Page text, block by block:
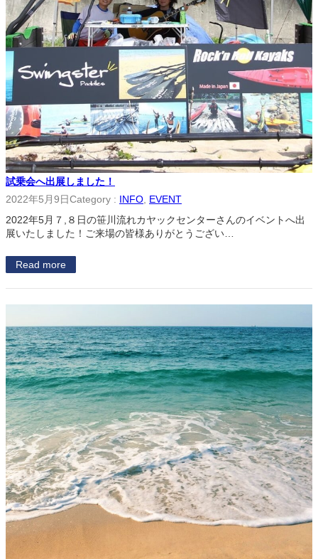
試乗会へ出展しました！
2022年5月9日Category : INFO, EVENT
2022年5月７,８日の笹川流れカヤックセンターさんのイベントへ出
展いたしました！ご来場の皆様ありがとうござい…
Read more